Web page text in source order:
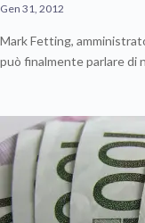
Gen 31, 2012
Mark Fetting,
può finalmente parlare di